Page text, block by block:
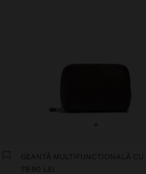
+
79.90 LEI